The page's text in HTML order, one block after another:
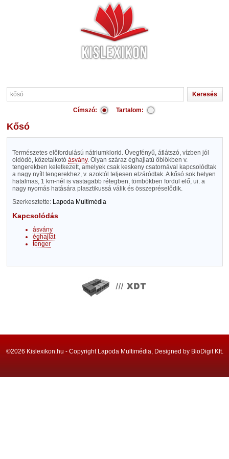
Címszó: Tartalom:
kősó
Természetes előfordulású nátriumklorid. Üvegfényű, átlátszó, vízben jól
oldódó, kőzetalkotó ásvány. Olyan száraz éghajlatú öblökben v.
tengerekben keletkezett, amelyek csak keskeny csatornával kapcsolódtak
a nagy nyílt tengerekhez, v. azoktól teljesen elzáródtak. A kősó sok helyen
hatalmas, 1 km-nél is vastagabb rétegben, tömbökben fordul elő, ui. a
nagy nyomás hatására plasztikussá válik és összepréselődik.
Szerkesztette: Lapoda Multimédia
Kapcsolódás
ásvány
éghajlat
tenger
©2026 Kislexikon.hu - Copyright Lapoda Multimédia, Designed by BioDigit Kft.